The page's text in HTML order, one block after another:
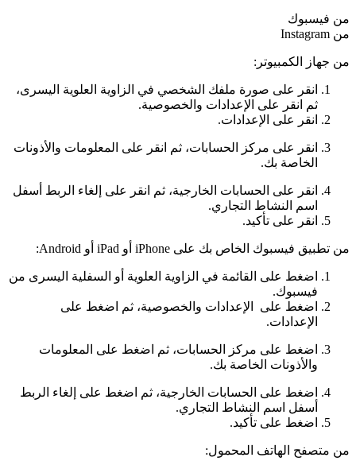
من فيسبوك
من Instagram
من جهاز الكمبيوتر:
انقر على صورة ملفك الشخصي في الزاوية العلوية اليسرى،
ثم انقر على الإعدادات والخصوصية.
انقر على الإعدادات.
انقر على مركز الحسابات، ثم انقر على المعلومات والأذونات
الخاصة بك.
انقر على الحسابات الخارجية، ثم انقر على إلغاء الربط أسفل
اسم النشاط التجاري.
انقر على تأكيد.
من تطبيق فيسبوك الخاص بك على iPhone أو iPad أو Android:
اضغط على القائمة في الزاوية العلوية أو السفلية اليسرى من
فيسبوك.
اضغط على
الإعدادات والخصوصية، ثم اضغط على
الإعدادات.
اضغط على مركز الحسابات، ثم اضغط على المعلومات
والأذونات الخاصة بك.
اضغط على الحسابات الخارجية، ثم اضغط على إلغاء الربط
أسفل اسم النشاط التجاري.
اضغط على تأكيد.
من متصفح الهاتف المحمول: